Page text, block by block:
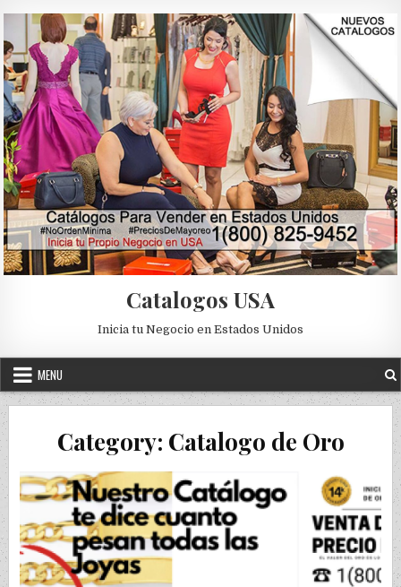
Catalogos USA
Inicia tu Negocio en Estados Unidos
MENU
Category: Catalogo de Oro